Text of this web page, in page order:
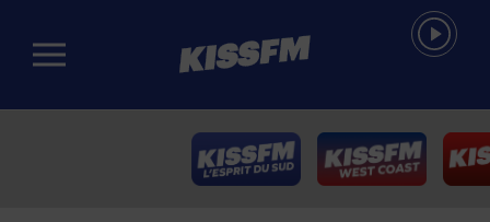
Passer au contenu principal